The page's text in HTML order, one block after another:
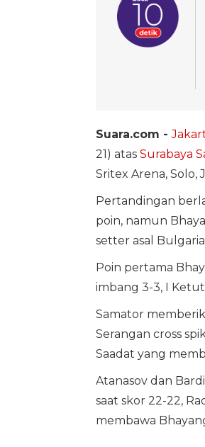
Suara.com -
21) atas Surabaya
Sritex Arena, Solo,
Pertandingan
poin, namun
setter asal
Poin pertama
imbang 3-3, I
Samator
Serangan cross
Saadat yang
Atanasov dan
saat skor 22-22,
membawa